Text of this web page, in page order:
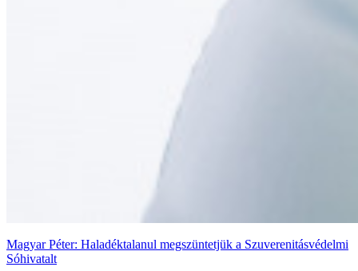
Magyar Péter: Haladéktalanul megszüntetjük a Szuverenitásvédelmi
Sóhivatalt